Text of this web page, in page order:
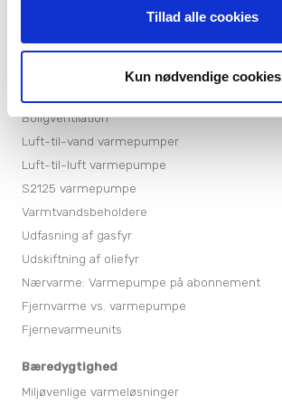
Tillad alle cookies
Kun nødvendige cookies
Varmepumper
Varmepumper til sommerhuse
Boligventilation
Luft-til-vand varmepumper
Luft-til-luft varmepumpe
S2125 varmepumpe
Varmtvandsbeholdere
Udfasning af gasfyr
Udskiftning af oliefyr
Nærvarme: Varmepumpe på abonnement
Fjernvarme vs. varmepumpe
Fjernevarmeunits
Bæredygtighed
Miljøvenlige varmeløsninger